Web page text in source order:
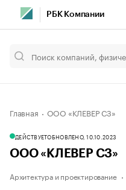
РБК Компании
Главная ООО «КЛЕВЕР СЗ»
ДЕЙСТВУЕТОБНОВЛЕНО, 10.10.2023
ООО «КЛЕВЕР СЗ»
Архитектура и проектирование